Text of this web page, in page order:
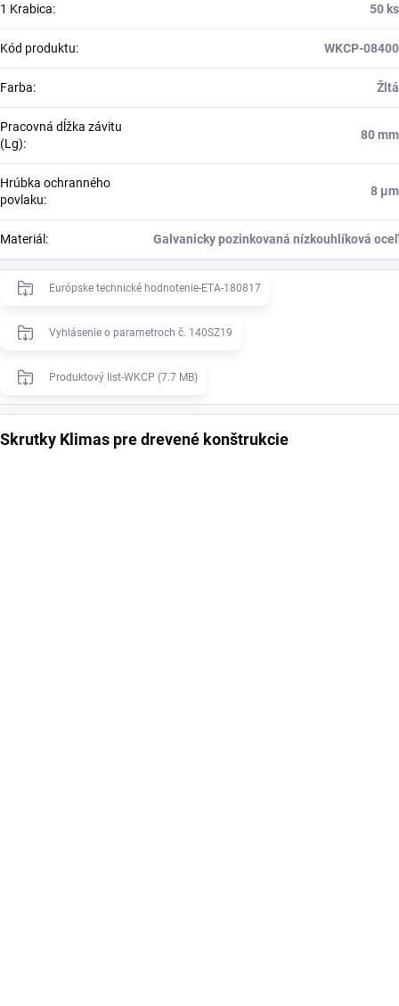
1 Krabica: 50 ks
Kód produktu: WKCP-08400
Farba: Žltá
Pracovná dĺžka závitu
(Lg):
80 mm
Hrúbka ochranného
povlaku:
8 μm
Materiál : Galvanicky pozinkovaná nízkouhlíková oceľ
Európske technické hodnotenie-ETA-180817
Vyhlásenie o parametroch č. 140SZ19
Produktový list-WKCP (7.7 MB)
Skrutky Klimas pre drevené konštrukcie